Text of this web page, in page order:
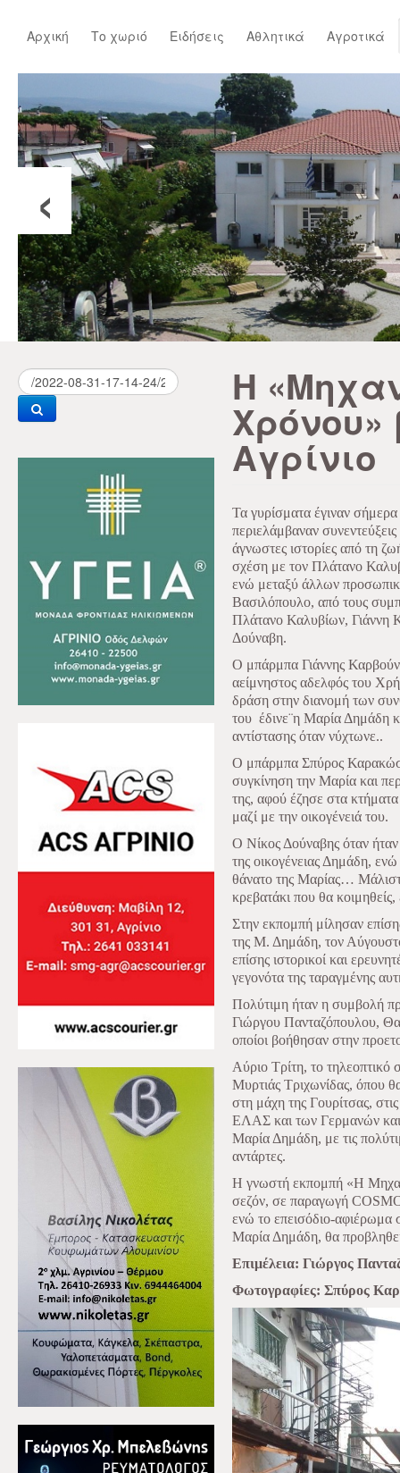
Αρχική Το χωριό Ειδήσεις Αθλητικά Αγροτικά
‹
Η
Χρόνου»
Αγρίνιο
Τα γυρίσματα έγιναν σήμερα
περιελάμβαναν
άγνωστες ιστορίες από τη
σχέση με τον Πλάτανο
ενώ μεταξύ άλλων
Βασιλόπουλο, από τους
Πλάτανο Καλυβίων, Γιάννη
Δούναβη.
Ο μπάρμπα Γιάννης
αείμνηστος αδελφός του
δράση στην διανομή των
του έδινε¨η Μαρία Δημάδη
αντίστασης όταν νύχτωνε..
Ο μπάρμπα Σπύρος
συγκίνηση την Μαρία και
της, αφού έζησε στα
μαζί με την οικογένειά του.
Ο Νίκος Δούναβης όταν ήταν
της οικογένειας Δημάδη,
θάνατο της Μαρίας…
κρεβατάκι που θα
Στην εκπομπή μίλησαν
της Μ. Δημάδη, τον
επίσης ιστορικοί και
γεγονότα της ταραγμένης
Πολύτιμη ήταν η συμβολή
Γιώργου Πανταζόπουλου,
οποίοι βοήθησαν στην
Αύριο Τρίτη, το τηλεοπτικό
Μυρτιάς Τριχωνίδας, όπου
στη μάχη της Γουρίτσας,
ΕΛΑΣ και των Γερμανών και
Μαρία Δημάδη, με τις
αντάρτες.
Η γνωστή εκπομπή «Η
σεζόν, σε παραγωγή
ενώ το επεισόδιο-αφιέρωμα
Μαρία Δημάδη, θα
Επιμέλεια: Γιώργος
Φωτογραφίες: Σπύρος